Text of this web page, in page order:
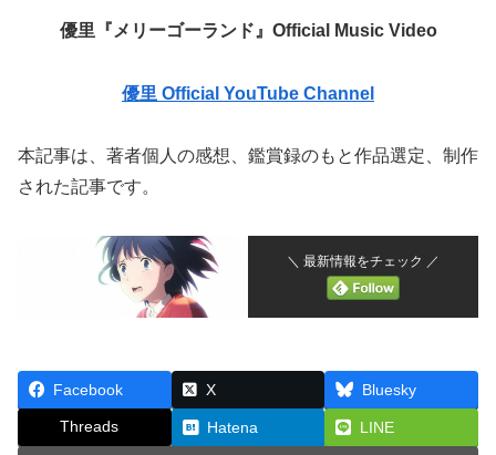
優里『メリーゴーランド』Official Music Video
優里 Official YouTube Channel
本記事は、著者個人の感想、鑑賞録のもと作品選定、制作
された記事です。
＼ 最新情報をチェック ／
Facebook X Bluesky
Threads Hatena LINE